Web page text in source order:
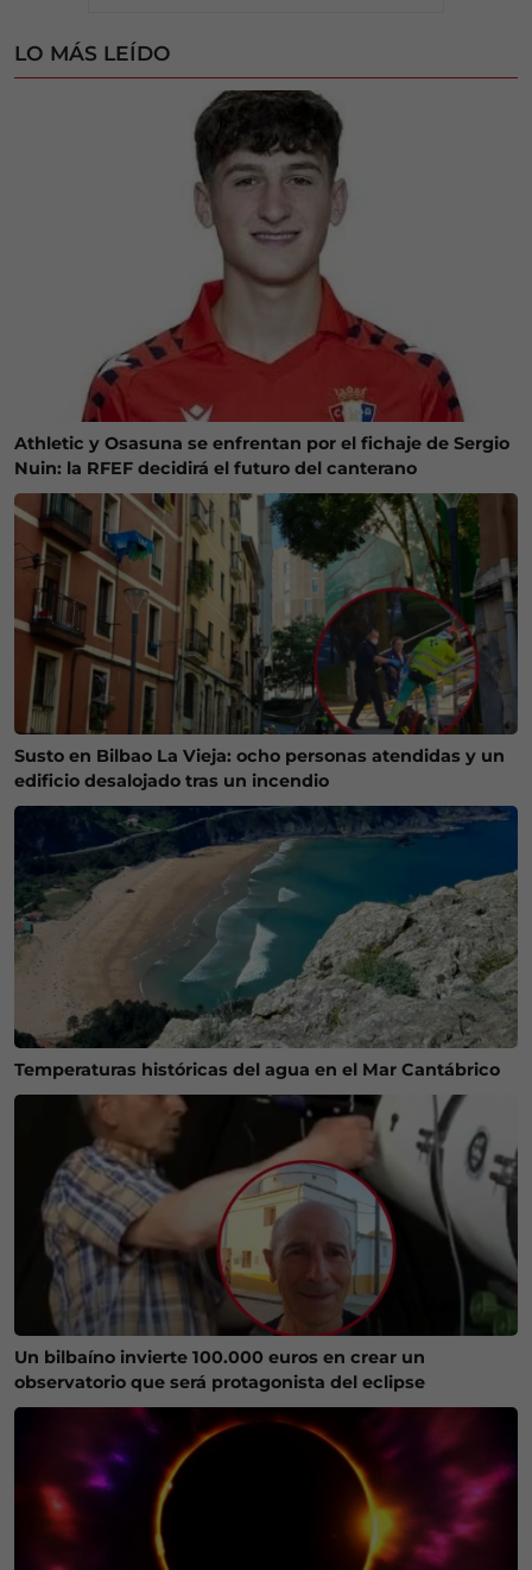
LO MÁS LEÍDO
Athletic y Osasuna se enfrentan por el fichaje de Sergio
Nuin: la RFEF decidirá el futuro del canterano
Susto en Bilbao La Vieja: ocho personas atendidas y un
edificio desalojado tras un incendio
Temperaturas históricas del agua en el Mar Cantábrico
Un bilbaíno invierte 100.000 euros en crear un
observatorio que será protagonista del eclipse